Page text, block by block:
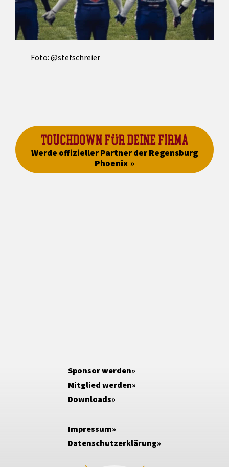
Foto: @stefschreier
TOUCHDOWN FÜR DEINE FIRMA
Werde offizieller Partner der Regensburg
Phoenix
Impressum
Datenschutzerklärung